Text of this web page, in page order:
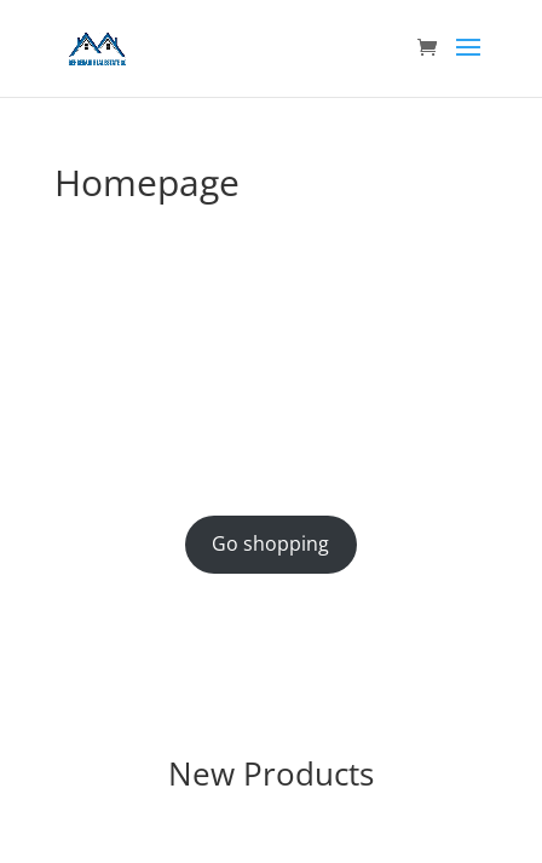
Homepage
Go shopping
New Products